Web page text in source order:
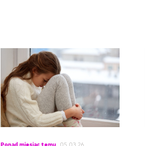
Ponad miesiąc temu 05.03.26